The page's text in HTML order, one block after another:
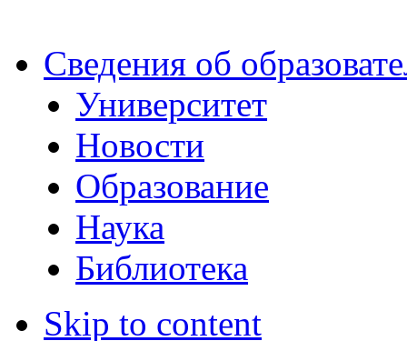
Сведения об
Университет
Новости
Образование
Наука
Библиотека
Skip to content